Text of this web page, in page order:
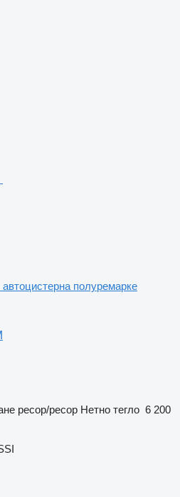
автоцистерна полуремарке
ресор/ресор Нетно тегло 6 200